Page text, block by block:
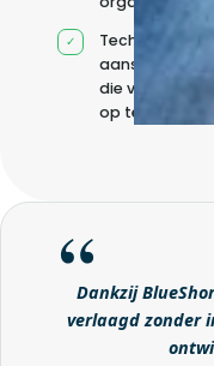
Technische
aansturing
die volledig
op te bouwen
Dankzij
verlaagd zonder